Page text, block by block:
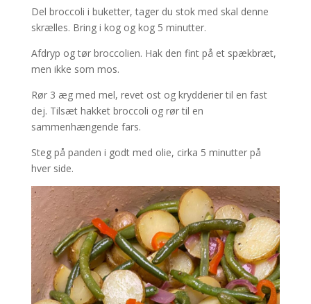
Del broccoli i buketter, tager du stok med skal denne
skrælles. Bring i kog og kog 5 minutter.
Afdryp og tør broccolien. Hak den fint på et spækbræt,
men ikke som mos.
Rør 3 æg med mel, revet ost og krydderier til en fast
dej. Tilsæt hakket broccoli og rør til en
sammenhængende fars.
Steg på panden i godt med olie, cirka 5 minutter på
hver side.